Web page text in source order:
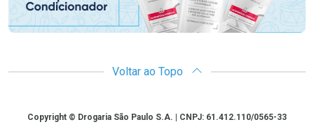
Voltar ao Topo
CopyrightCopyright © Drogaria São Paulo S.A. | CNPJ: 61.412.110/0565-33